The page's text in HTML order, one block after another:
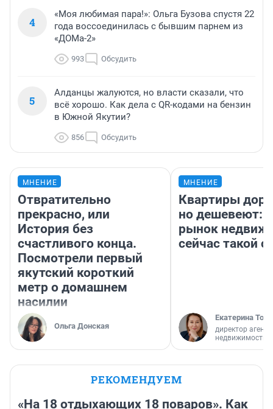
4
«Моя любимая пара!»: Ольга Бузова спустя 22
года воссоединилась с бывшим парнем из
«ДОМа-2»
993 Обсудить
5
Алданцы жалуются, но власти сказали, что
всё хорошо. Как дела с QR-кодами на бензин
в Южной Якутии?
856 Обсудить
МНЕНИЕ
Отвратительно
прекрасно, или
История без
счастливого конца.
Посмотрели первый
якутский короткий
метр о домашнем
насилии
Ольга Донская
МНЕНИЕ
Квартиры
но дешевеют:
рынок
сейчас такой
Екатерина
директор
недвижимости
РЕКОМЕНДУЕМ
«На 18 отдыхающих 18 поваров». Как